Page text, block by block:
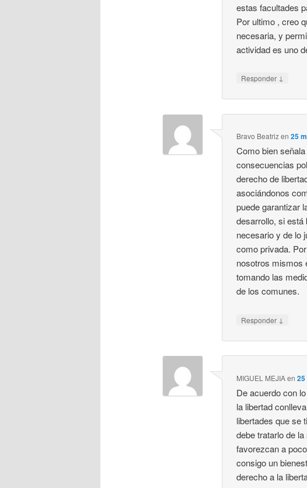
estas facultades
Por ultimo , creo
necesaria, y
actividad es uno
Responder ↓
Bravo Beatrizen25
Como bien
consecuencias
derecho de
asociándonos
puede garantizar
desarrollo, si está
necesario y de lo
como privada.
nosotros mismos
tomando las
de los comunes.
Responder ↓
MIGUEL MEJIAen
De acuerdo con
la libertad
libertades que se
debe tratarlo de
favorezcan a
consigo un
derecho a la